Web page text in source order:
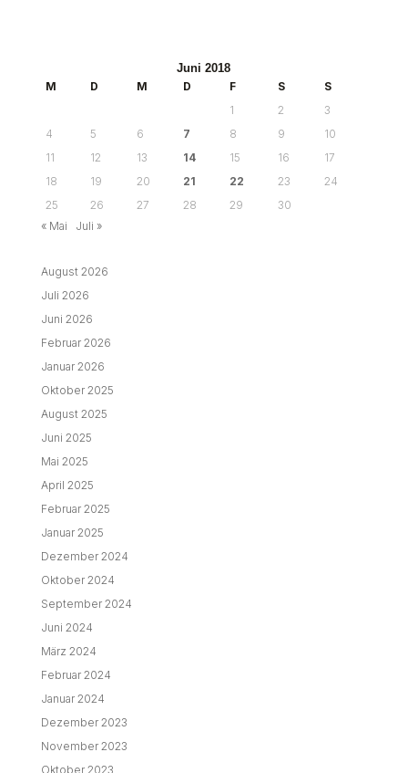
Juni 2018
M
D M D F S
S
1
2
3
4
5 6 7 8 9
10
11
12 13 14 15 16
17
18
19 20 21 22 23
24
25
26 27 28 29
30
« Mai
Juli »
August 2026
Juli 2026
Juni 2026
Februar 2026
Januar 2026
Oktober 2025
August 2025
Juni 2025
Mai 2025
April 2025
Februar 2025
Januar 2025
Dezember 2024
Oktober 2024
September 2024
Juni 2024
März 2024
Februar 2024
Januar 2024
Dezember 2023
November 2023
Oktober 2023